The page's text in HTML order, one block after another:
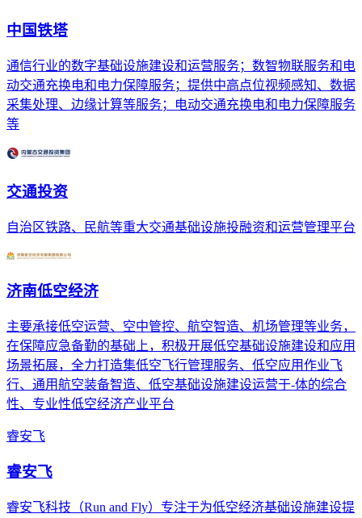
中国铁塔
通信行业的数字基础设施建设和运营服务；数智物联服务和电
动交通充换电和电力保障服务；提供中高点位视频感知、数据
采集处理、边缘计算等服务；电动交通充换电和电力保障服务
等
交通投资
自治区铁路、民航等重大交通基础设施投融资和运营管理平台
济南低空经济
主要承接低空运营、空中管控、航空智造、机场管理等业务，
在保障应急备勤的基础上，积极开展低空基础设施建设和应用
场景拓展，全力打造集低空飞行管理服务、低空应用作业飞
行、通用航空装备智造、低空基础设施建设运营于-体的综合
性、专业性低空经济产业平台
睿安飞
睿安飞
睿安飞科技（Run and Fly）专注于为低空经济基础设施建设提